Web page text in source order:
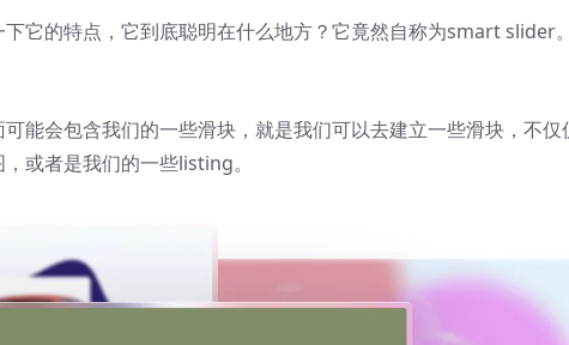
它的特点，它到底聪明在什么地方？它竟然自称为smart slider
能会包含我们的一些滑块，就是我们可以去建立一些滑块，不仅
或者是我们的一些listing。